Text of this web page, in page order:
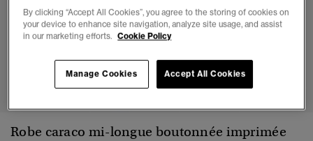
1 2 3 5 6 7
Robe caraco mi-longue boutonnée imprimée
By clicking “Accept All Cookies”, you agree to the storing of cookies on
your device to enhance site navigation, analyze site usage, and assist
in our marketing efforts. Cookie Policy
Accept All Cookies
Manage Cookies